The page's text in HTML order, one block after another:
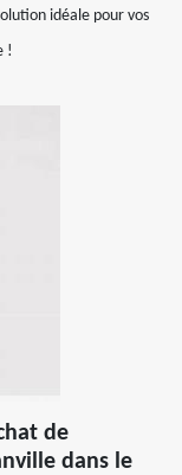
idéale pour vos
!
de
dans le